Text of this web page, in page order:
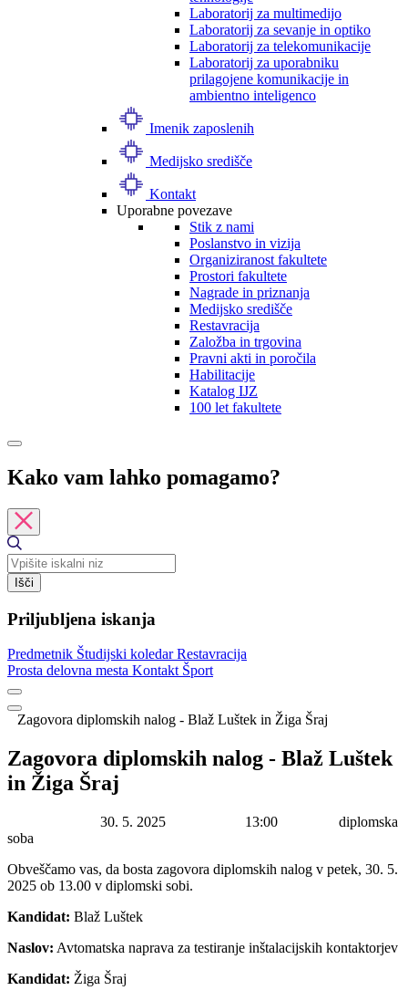
Laboratorij za multimedijo
Laboratorij za sevanje in optiko
Laboratorij za telekomunikacije
Laboratorij za uporabniku
prilagojene komunikacije in
ambientno inteligenco
Imenik zaposlenih
Medijsko središče
Kontakt
Uporabne povezave
Stik z nami
Poslanstvo in vizija
Organiziranost fakultete
Prostori fakultete
Nagrade in priznanja
Medijsko središče
Restavracija
Založba in trgovina
Pravni akti in poročila
Habilitacije
Katalog IJZ
100 let fakultete
Kako vam lahko pomagamo?
Išči
Priljubljena iskanja
Predmetnik Študijski koledarRestavracija
Prosta delovna mesta Kontakt Šport
Zagovora diplomskih nalog - Blaž Luštek in Žiga Šraj
Zagovora diplomskih nalog - Blaž Luštek
in Žiga Šraj
30. 5. 2025 13:00
diplomska
soba
Obveščamo vas, da bosta zagovora diplomskih nalog v petek, 30. 5.
2025 ob 13.00 v diplomski sobi.
Kandidat: Blaž Luštek
Naslov: Avtomatska naprava za testiranje inštalacijskih kontaktorjev
Kandidat: Žiga Šraj